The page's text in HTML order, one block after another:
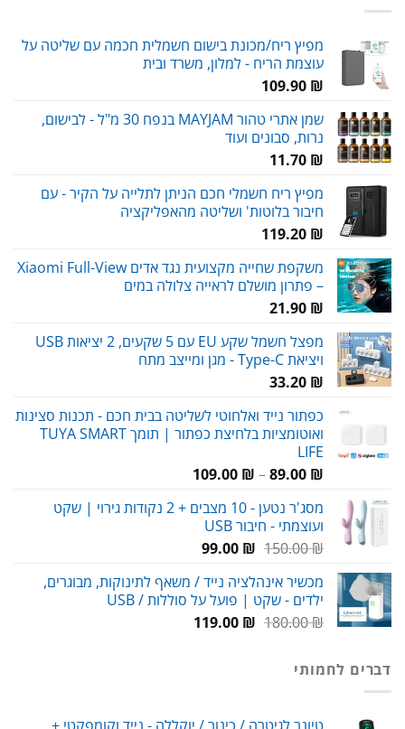
מפיץ ריח/מכונת בישום חשמלית חכמה עם שליטה על
עוצמת הריח - למלון, משרד ובית
109.90 ₪
שמן אתרי טהור MAYJAM בנפח 30 מ"ל - לבישום,
נרות, סבונים ועוד
11.70 ₪
מפיץ ריח חשמלי חכם הניתן לתלייה על הקיר - עם
חיבור בלוטות' ושליטה מהאפליקציה
119.20 ₪
משקפת שחייה מקצועית נגד אדים Xiaomi Full-View
– פתרון מושלם לראייה צלולה במים
21.90 ₪
מפצל חשמל שקע EU עם 5 שקעים, 2 יציאות USB
ויציאת Type-C - מגן ומייצב מתח
33.20 ₪
כפתור נייד ואלחוטי לשליטה בבית חכם - תכנות סצינות
ואוטומציות בלחיצת כפתור | תומך TUYA SMART
LIFE
89.00 ₪
–
109.00 ₪
מסג'ר נטען - 10 מצבים + 2 נקודות גירוי | שקט
ועוצמתי - חיבור USB
150.00₪
המחיר
היה:
150.00 ₪.
99.00 ₪
המחיר
הוא:
99.00 ₪.
מכשיר אינהלציה נייד / משאף לתינוקות, מבוגרים,
ילדים - שקט | פועל על סוללות / USB
180.00₪
המחיר119.00 ₪
המחיר
דברים לחמותי